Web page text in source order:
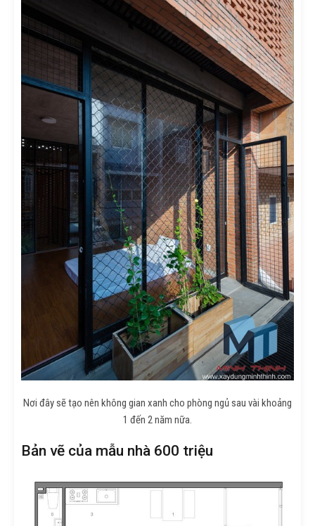
Nơi đây sẽ tạo nên không gian xanh cho phòng ngủ sau vài khoảng
1 đến 2 năm nữa.
Bản vẽ của mẫu nhà 600 triệu